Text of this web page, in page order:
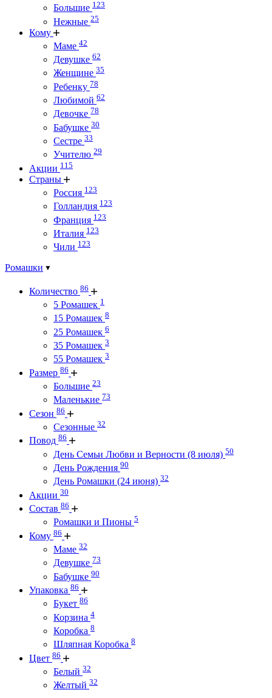
Большие 123
Нежные 25
Кому
Маме 42
Девушке 62
Женщине 35
Ребенку 78
Любимой 62
Девочке 78
Бабушке 30
Сестре 33
Учителю 29
Акции 115
Страны
Россия 123
Голландия 123
Франция 123
Италия 123
Чили 123
Ромашки
Количество 86
5 Ромашек 1
15 Ромашек 8
25 Ромашек 6
35 Ромашек 3
55 Ромашек 3
Размер 86
Большие 23
Маленькие 73
Сезон 86
Сезонные 32
Повод 86
День Семьи Любви и Верности (8 июля) 50
День Рождения 90
День Ромашки (24 июня) 32
Акции 30
Состав 86
Ромашки и Пионы 5
Кому 86
Маме 32
Девушке 73
Бабушке 90
Упаковка 86
Букет 86
Корзина 4
Коробка 8
Шляпная Коробка 8
Цвет 86
Белый 32
Желтый 32